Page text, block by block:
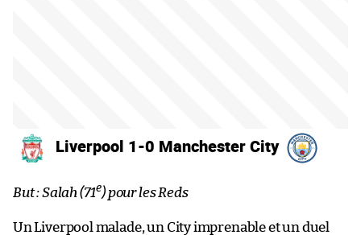
Liverpool 1-0 Manchester City
But : Salah (71e) pour les Reds
Un Liverpool malade, un City imprenable et un duel